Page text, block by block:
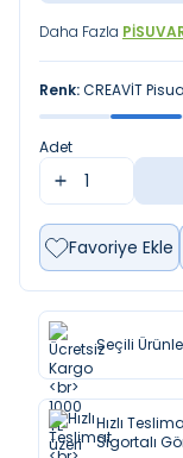
Daha Fazla
Renk:CREAVİT
Adet
Favoriye Ekle
Seçili
Hızlı
Sigortalı